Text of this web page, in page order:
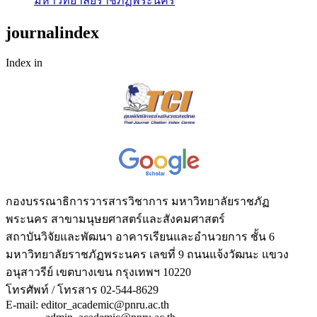
journalindex
Index in
กองบรรณาธิการวารสารวิชาการ มหาวิทยาลัยราชภัฏ
พระนคร สาขามนุษยศาสตร์และสังคมศาสตร์
สถาบันวิจัยและพัฒนา อาคารเรียนและอำนวยการ ชั้น 6
มหาวิทยาลัยราชภัฏพระนคร เลขที่ 9 ถนนแจ้งวัฒนะ แขวง
อนุสาวรีย์ เขตบางเขน กรุงเทพฯ 10220
โทรศัพท์ / โทรสาร 02-544-8629
E-mail: editor_academic@pnru.ac.th